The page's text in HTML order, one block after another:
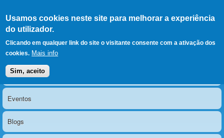
Usamos cookies neste site para melhorar a experiência
do utilizador.
Clicando em qualquer link do site o visitante consente com a ativação dos
cookies. Mais info
Sim, aceito
LERPARAVER , ir para a
página principal
O portal da visão diferente
Menu principal
Notícias
Eventos
Blogs